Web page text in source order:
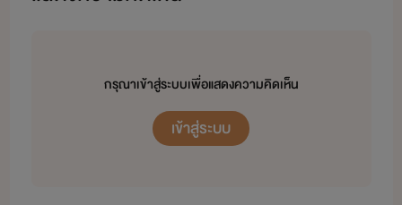
กรุณาเข้าสู่ระบบเพื่อแสดงความคิดเห็น
เข้าสู่ระบบ